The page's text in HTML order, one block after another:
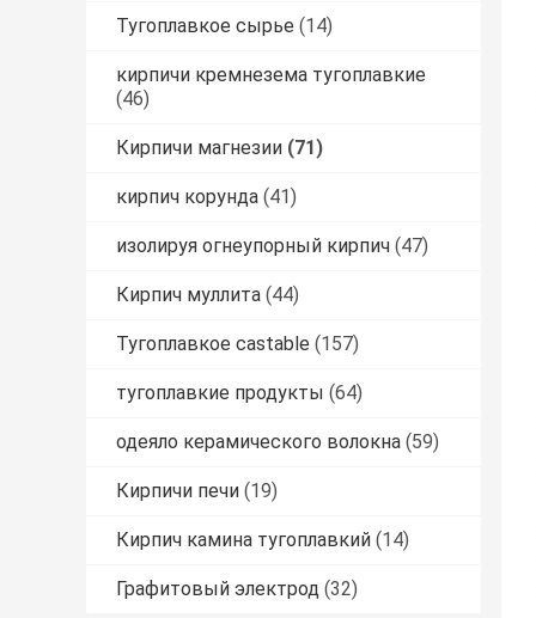
Тугоплавкое сырье (14)
кирпичи кремнезема тугоплавкие
(46)
Кирпичи магнезии (71)
кирпич корунда (41)
изолируя огнеупорный кирпич (47)
Кирпич муллита (44)
Тугоплавкое castable (157)
тугоплавкие продукты (64)
одеяло керамического волокна (59)
Кирпичи печи (19)
Кирпич камина тугоплавкий (14)
Графитовый электрод (32)